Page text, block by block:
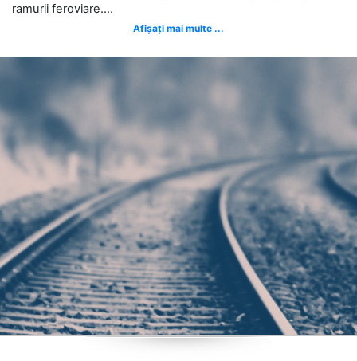
ramurii feroviare....
Afișați mai multe ...